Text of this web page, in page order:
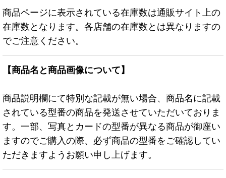
商品ページに表示されている在庫数は通販サイト上の
在庫数となります。各店舗の在庫数とは異なりますの
でご注意ください。
【商品名と商品画像について】
商品説明欄にて特別な記載が無い場合、商品名に記載
されている型番の商品を発送させていただいておりま
す。一部、写真とカードの型番が異なる商品が御座い
ますのでご購入の際、必ず商品の型番をご確認してい
ただきますようお願い申し上げます。